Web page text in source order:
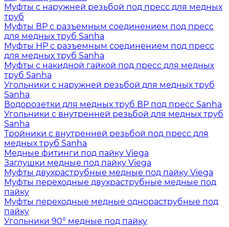
Муфты с наружней резьбой под пресс для медных
труб
Муфты ВР с разъемным соединением под пресс
для медных труб Sanha
Муфты НР с разъемным соединением под пресс
для медных труб Sanha
Муфты с накидной гайкой под пресс для медных
труб Sanha
Угольники с наружней резьбой для медных труб
Sanha
Водорозетки для медных труб ВР под пресс Sanha
Угольники с внутренней резьбой для медных труб
Sanha
Тройники с внутренней резьбой под пресс для
медных труб Sanha
Медные фитинги под пайку Viega
Заглушки медные под пайку Viega
Муфты двухраструбные медные под пайку Viega
Муфты переходные двухраструбные медные под
пайку
Муфты переходные медные однораструбные под
пайку
Угольники 90° медные под пайку